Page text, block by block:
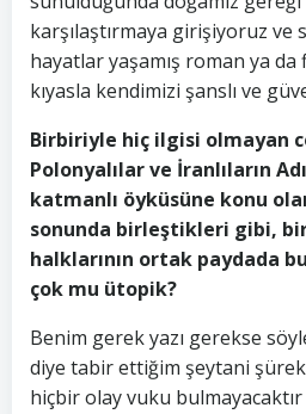
karşılaştırmaya girişiyoruz ve
hayatlar yaşamış roman ya
kıyasla kendimizi şanslı ve
Birbiriyle hiç ilgisi olmayan
Polonyalılar ve İranlıların
katmanlı öyküsüne konu
sonunda birleştikleri gibi,
halklarının ortak paydada
çok mu ütopik?
Benim gerek yazı gerekse
diye tabir ettiğim şeytani
hiçbir olay vuku